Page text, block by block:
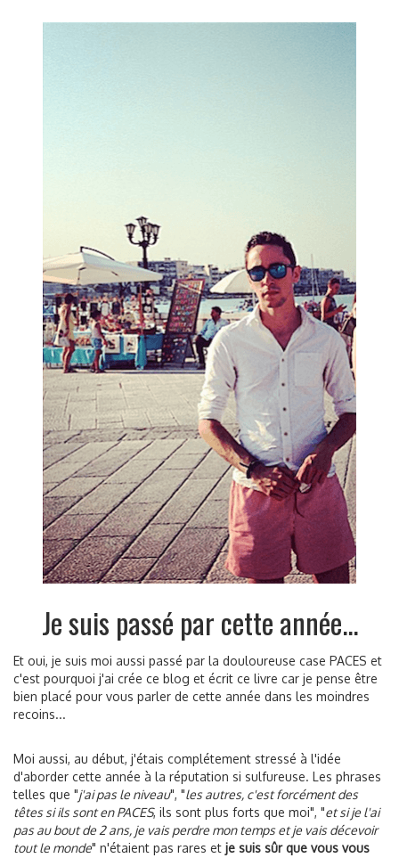
Je suis passé par cette année...
Et oui, je suis moi aussi passé par la douloureuse case PACES et
c'est pourquoi j'ai crée ce blog et écrit ce livre car je pense être
bien placé pour vous parler de cette année dans les moindres
recoins...
Moi aussi, au début, j'étais complétement stressé à l'idée
d'aborder cette année à la réputation si sulfureuse. Les phrases
telles que "j'ai pas le niveau", "les autres, c'est forcément des
têtes si ils sont en PACES, ils sont plus forts que moi", "et si je l'ai
pas au bout de 2 ans, je vais perdre mon temps et je vais décevoir
tout le monde" n'étaient pas rares et je suis sûr que vous vous